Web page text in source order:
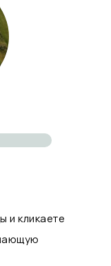
и кликаете